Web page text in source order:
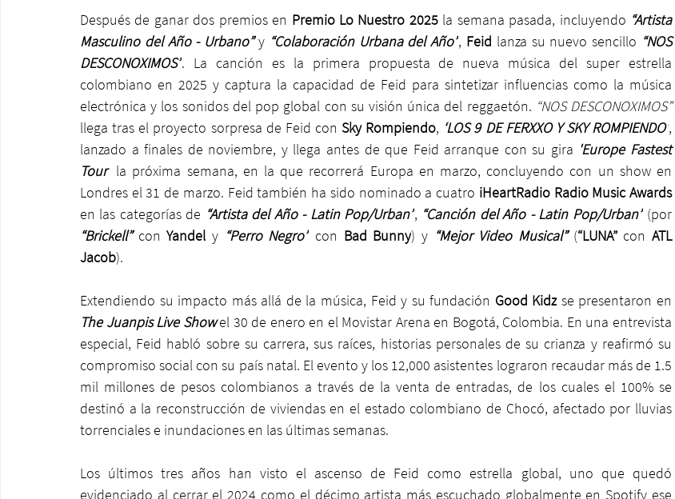
Después de ganar dos premios en Premio Lo Nuestro 2025 la semana pasada, incluyendo “Artista
Masculino del Año - Urbano” y “Colaboración Urbana del Año”, Feid lanza su nuevo sencillo “NOS
DESCONOXIMOS”. La canción es la primera propuesta de nueva música del super estrella
colombiano en 2025 y captura la capacidad de Feid para sintetizar influencias como la música
electrónica y los sonidos del pop global con su visión única del reggaetón.
“NOS DESCONOXIMOS”
llega tras el proyecto sorpresa de Feid con Sky Rompiendo, ‘LOS 9 DE FERXXO Y SKY ROMPIENDO’,
lanzado a finales de noviembre, y llega antes de que Feid arranque con su gira 'Europe Fastest
Tour' la próxima semana, en la que recorrerá Europa en marzo, concluyendo con un show en
Londres el 31 de marzo. Feid también ha sido nominado a cuatro
iHeartRadio Radio Music Awards
en las categorías de “Artista del Año - Latin Pop/Urban”, “Canción del Año - Latin Pop/Urban”
“Brickell” con Yandel y “Perro Negro” con Bad Bunny) y “Mejor Video Musical” (“LUNA” con ATL
Jacob).
Extendiendo su impacto más allá de la música, Feid y su fundación Good Kidz
The Juanpis Live Show el 30 de enero en el Movistar Arena en Bogotá, Colombia. En una entrevista
especial, Feid habló sobre su carrera, sus raíces, historias personales de su crianza y reafirmó su
compromiso social con su país natal. El evento y los 12,000 asistentes lograron recaudar más de 1.5
mil millones de pesos colombianos a través de la venta de entradas, de los cuales el 100% se
destinó a la reconstrucción de viviendas en el estado colombiano de Chocó, afectado por lluvias
torrenciales e inundaciones en las últimas semanas.
Los últimos tres años han visto el ascenso de Feid como estrella global, uno que quedó
evidenciado al cerrar el 2024 como el décimo artista más escuchado globalmente en Spotify ese